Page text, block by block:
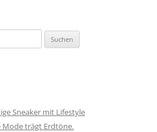
Sneaker mit Lifestyle
Mode trägt Erdtöne.